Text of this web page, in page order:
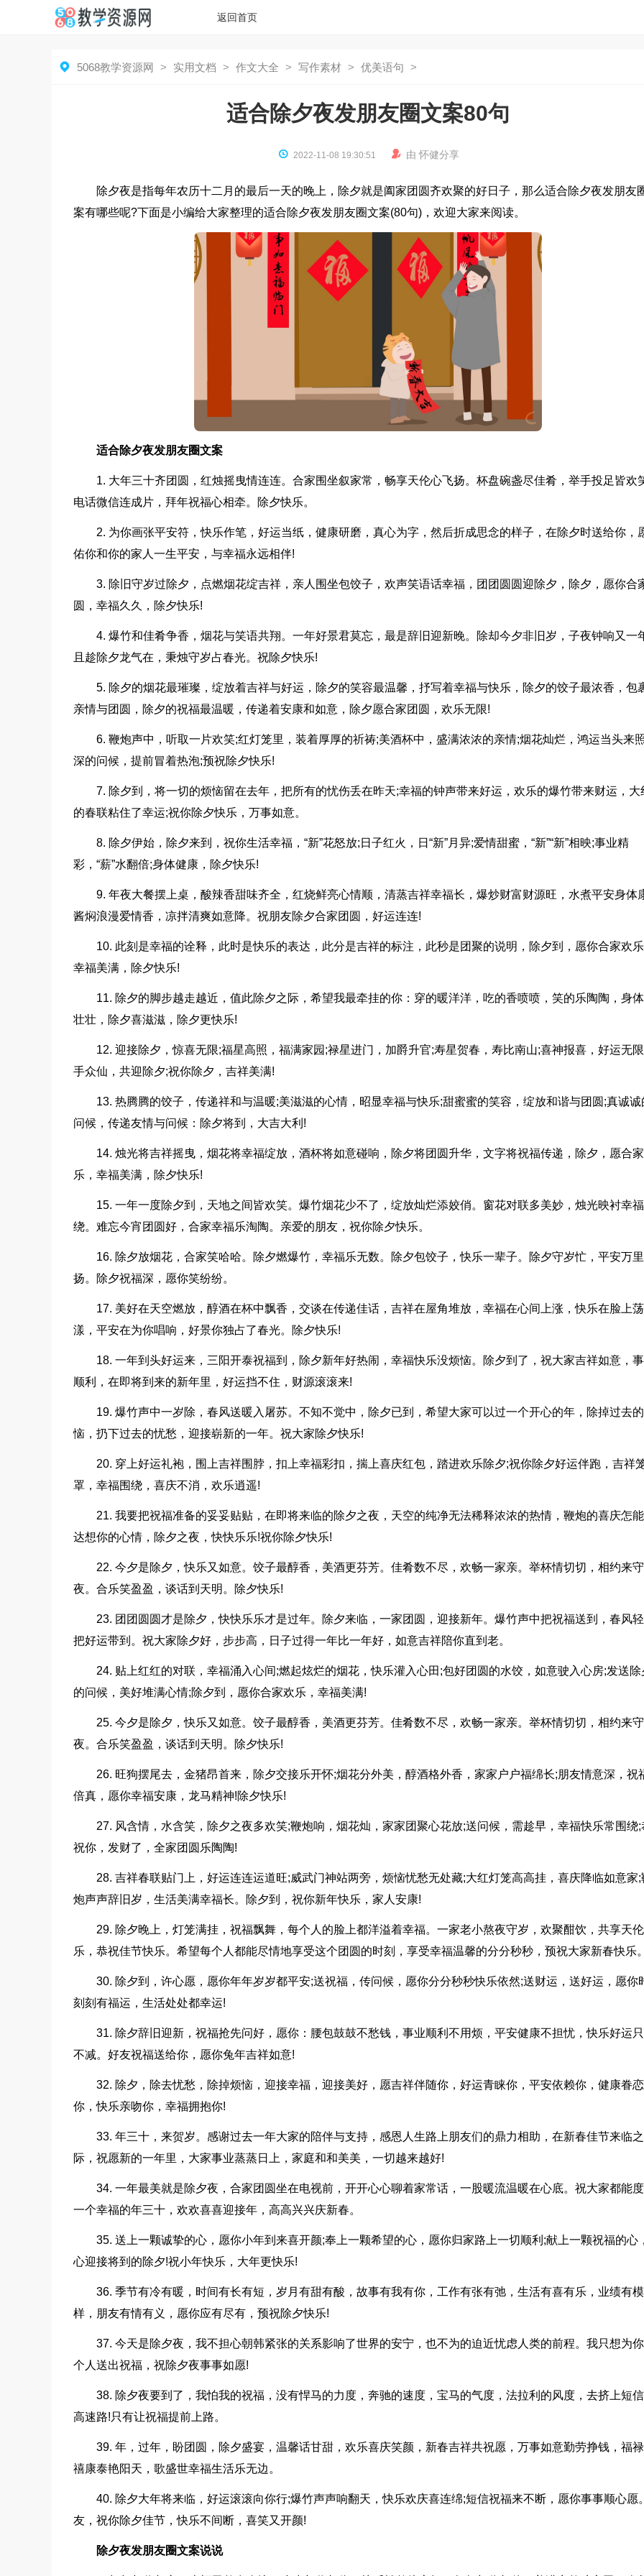
返回首页
 5068教学资源网 > 实用文档 > 作文大全 > 写作素材 > 优美语句 >
适合除夕夜发朋友圈文案80句
 2022-11-08 19:30:51  由怀健分享
除夕夜是指每年农历十二月的最后一天的晚上，除夕就是阖家团圆齐欢聚的好日子，那么适合除夕夜发朋友
案有哪些呢?下面是小编给大家整理的适合除夕夜发朋友圈文案(80句)，欢迎大家来阅读。
适合除夕夜发朋友圈文案
1. 大年三十齐团圆，红烛摇曳情连连。合家围坐叙家常，畅享天伦心飞扬。杯盘碗盏尽佳肴，举手投足皆欢
电话微信连成片，拜年祝福心相牵。除夕快乐。
2. 为你画张平安符，快乐作笔，好运当纸，健康研磨，真心为字，然后折成思念的样子，在除夕时送给你，
佑你和你的家人一生平安，与幸福永远相伴!
3. 除旧守岁过除夕，点燃烟花绽吉祥，亲人围坐包饺子，欢声笑语话幸福，团团圆圆迎除夕，除夕，愿你合
圆，幸福久久，除夕快乐!
4. 爆竹和佳肴争香，烟花与笑语共翔。一年好景君莫忘，最是辞旧迎新晚。除却今夕非旧岁，子夜钟响又一
且趁除夕龙气在，秉烛守岁占春光。祝除夕快乐!
5. 除夕的烟花最璀璨，绽放着吉祥与好运，除夕的笑容最温馨，抒写着幸福与快乐，除夕的饺子最浓香，包
亲情与团圆，除夕的祝福最温暖，传递着安康和如意，除夕愿合家团圆，欢乐无限!
6. 鞭炮声中，听取一片欢笑;红灯笼里，装着厚厚的祈祷;美酒杯中，盛满浓浓的亲情;烟花灿烂，鸿运当头来
深的问候，提前冒着热泡;预祝除夕快乐!
7. 除夕到，将一切的烦恼留在去年，把所有的忧伤丢在昨天;幸福的钟声带来好运，欢乐的爆竹带来财运，大
的春联粘住了幸运;祝你除夕快乐，万事如意。
8. 除夕伊始，除夕来到，祝你生活幸福，“新”花怒放;日子红火，日“新”月异;爱情甜蜜，“新”“新”相映;事业精
彩，“薪”水翻倍;身体健康，除夕快乐!
9. 年夜大餐摆上桌，酸辣香甜味齐全，红烧鲜亮心情顺，清蒸吉祥幸福长，爆炒财富财源旺，水煮平安身体
酱焖浪漫爱情香，凉拌清爽如意降。祝朋友除夕合家团圆，好运连连!
10. 此刻是幸福的诠释，此时是快乐的表达，此分是吉祥的标注，此秒是团聚的说明，除夕到，愿你合家欢乐
幸福美满，除夕快乐!
11. 除夕的脚步越走越近，值此除夕之际，希望我最牵挂的你：穿的暖洋洋，吃的香喷喷，笑的乐陶陶，身
壮壮，除夕喜滋滋，除夕更快乐!
12. 迎接除夕，惊喜无限;福星高照，福满家园;禄星进门，加爵升官;寿星贺春，寿比南山;喜神报喜，好运无
手众仙，共迎除夕;祝你除夕，吉祥美满!
13. 热腾腾的饺子，传递祥和与温暖;美滋滋的心情，昭显幸福与快乐;甜蜜蜜的笑容，绽放和谐与团圆;真诚诚
问候，传递友情与问候：除夕将到，大吉大利!
14. 烛光将吉祥摇曳，烟花将幸福绽放，酒杯将如意碰响，除夕将团圆升华，文字将祝福传递，除夕，愿合
乐，幸福美满，除夕快乐!
15. 一年一度除夕到，天地之间皆欢笑。爆竹烟花少不了，绽放灿烂添姣俏。窗花对联多美妙，烛光映衬幸福
绕。难忘今宵团圆好，合家幸福乐淘陶。亲爱的朋友，祝你除夕快乐。
16. 除夕放烟花，合家笑哈哈。除夕燃爆竹，幸福乐无数。除夕包饺子，快乐一辈子。除夕守岁忙，平安万里
扬。除夕祝福深，愿你笑纷纷。
17. 美好在天空燃放，醇酒在杯中飘香，交谈在传递佳话，吉祥在屋角堆放，幸福在心间上涨，快乐在脸上荡
漾，平安在为你唱响，好景你独占了春光。除夕快乐!
18. 一年到头好运来，三阳开泰祝福到，除夕新年好热闹，幸福快乐没烦恼。除夕到了，祝大家吉祥如意，
顺利，在即将到来的新年里，好运挡不住，财源滚滚来!
19. 爆竹声中一岁除，春风送暖入屠苏。不知不觉中，除夕已到，希望大家可以过一个开心的年，除掉过去
恼，扔下过去的忧愁，迎接崭新的一年。祝大家除夕快乐!
20. 穿上好运礼袍，围上吉祥围脖，扣上幸福彩扣，揣上喜庆红包，踏进欢乐除夕;祝你除夕好运伴跑，吉祥
罩，幸福围绕，喜庆不消，欢乐逍遥!
21. 我要把祝福准备的妥妥贴贴，在即将来临的除夕之夜，天空的纯净无法稀释浓浓的热情，鞭炮的喜庆怎
达想你的心情，除夕之夜，快快乐乐!祝你除夕快乐!
22. 今夕是除夕，快乐又如意。饺子最醇香，美酒更芬芳。佳肴数不尽，欢畅一家亲。举杯情切切，相约来守
夜。合乐笑盈盈，谈话到天明。除夕快乐!
23. 团团圆圆才是除夕，快快乐乐才是过年。除夕来临，一家团圆，迎接新年。爆竹声中把祝福送到，春风
把好运带到。祝大家除夕好，步步高，日子过得一年比一年好，如意吉祥陪你直到老。
24. 贴上红红的对联，幸福涌入心间;燃起炫烂的烟花，快乐灌入心田;包好团圆的水饺，如意驶入心房;发送除
的问候，美好堆满心情;除夕到，愿你合家欢乐，幸福美满!
25. 今夕是除夕，快乐又如意。饺子最醇香，美酒更芬芳。佳肴数不尽，欢畅一家亲。举杯情切切，相约来守
夜。合乐笑盈盈，谈话到天明。除夕快乐!
26. 旺狗摆尾去，金猪昂首来，除夕交接乐开怀;烟花分外美，醇酒格外香，家家户户福绵长;朋友情意深，祝
倍真，愿你幸福安康，龙马精神!除夕快乐!
27. 风含情，水含笑，除夕之夜多欢笑;鞭炮响，烟花灿，家家团聚心花放;送问候，需趁早，幸福快乐常围绕;
祝你，发财了，全家团圆乐陶陶!
28. 吉祥春联贴门上，好运连连运道旺;威武门神站两旁，烦恼忧愁无处藏;大红灯笼高高挂，喜庆降临如意家;
炮声声辞旧岁，生活美满幸福长。除夕到，祝你新年快乐，家人安康!
29. 除夕晚上，灯笼满挂，祝福飘舞，每个人的脸上都洋溢着幸福。一家老小熬夜守岁，欢聚酣饮，共享天
乐，恭祝佳节快乐。希望每个人都能尽情地享受这个团圆的时刻，享受幸福温馨的分分秒秒，预祝大家新春快乐。
30. 除夕到，许心愿，愿你年年岁岁都平安;送祝福，传问候，愿你分分秒秒快乐依然;送财运，送好运，愿你
刻刻有福运，生活处处都幸运!
31. 除夕辞旧迎新，祝福抢先问好，愿你：腰包鼓鼓不愁钱，事业顺利不用烦，平安健康不担忧，快乐好运
不减。好友祝福送给你，愿你兔年吉祥如意!
32. 除夕，除去忧愁，除掉烦恼，迎接幸福，迎接美好，愿吉祥伴随你，好运青睐你，平安依赖你，健康眷恋
你，快乐亲吻你，幸福拥抱你!
33. 年三十，来贺岁。感谢过去一年大家的陪伴与支持，感恩人生路上朋友们的鼎力相助，在新春佳节来临之
际，祝愿新的一年里，大家事业蒸蒸日上，家庭和和美美，一切越来越好!
34. 一年最美就是除夕夜，合家团圆坐在电视前，开开心心聊着家常话，一股暖流温暖在心底。祝大家都能
一个幸福的年三十，欢欢喜喜迎接年，高高兴兴庆新春。
35. 送上一颗诚挚的心，愿你小年到来喜开颜;奉上一颗希望的心，愿你归家路上一切顺利;献上一颗祝福的心
心迎接将到的除夕!祝小年快乐，大年更快乐!
36. 季节有冷有暖，时间有长有短，岁月有甜有酸，故事有我有你，工作有张有弛，生活有喜有乐，业绩有
样，朋友有情有义，愿你应有尽有，预祝除夕快乐!
37. 今天是除夕夜，我不担心朝韩紧张的关系影响了世界的安宁，也不为的迫近忧虑人类的前程。我只想为
个人送出祝福，祝除夕夜事事如愿!
38. 除夕夜要到了，我怕我的祝福，没有悍马的力度，奔驰的速度，宝马的气度，法拉利的风度，去挤上短
高速路!只有让祝福提前上路。
39. 年，过年，盼团圆，除夕盛宴，温馨话甘甜，欢乐喜庆笑颜，新春吉祥共祝愿，万事如意勤劳挣钱，福
禧康泰艳阳天，歌盛世幸福生活乐无边。
40. 除夕大年将来临，好运滚滚向你行;爆竹声声响翻天，快乐欢庆喜连绵;短信祝福来不断，愿你事事顺心愿
友，祝你除夕佳节，快乐不间断，喜笑又开颜!
除夕夜发朋友圈文案说说